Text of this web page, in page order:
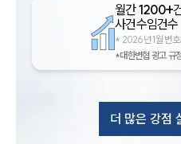
월간1200+
사건수임건수
* 2026년 1월 변호
*대한변협 광고 규
더 많은 강점